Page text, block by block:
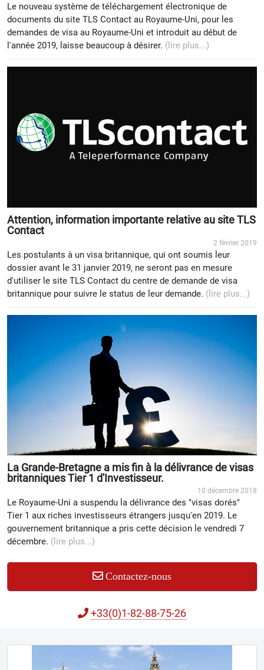
Le nouveau système de téléchargement électronique de
documents du site TLS Contact au Royaume-Uni, pour les
demandes de visa au Royaume-Uni et introduit au début de
l'année 2019, laisse beaucoup à désirer. (lire plus...)
Attention, information importante relative au site TLS
Contact
2 février 2019
Les postulants à un visa britannique, qui ont soumis leur
dossier avant le 31 janvier 2019, ne seront pas en mesure
d'utiliser le site TLS Contact du centre de demande de visa
britannique pour suivre le status de leur demande. (lire plus...)
La Grande-Bretagne a mis fin à la délivrance de visas
britanniques Tier 1 d'Investisseur.
10 décembre 2018
Le Royaume-Uni a suspendu la délivrance des "visas dorés"
Tier 1 aux riches investisseurs étrangers jusqu'en 2019. Le
gouvernement britannique a pris cette décision le vendredi 7
décembre. (lire plus...)
Contactez-nous
+33(0)1-82-88-75-26